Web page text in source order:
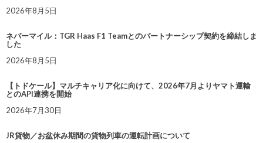
2026年8月5日
ネバーマイル：TGR Haas F1 Teamとのパートナーシップ契約を締結しま
した
2026年8月5日
【トドケール】マルチキャリア化に向けて、2026年7月よりヤマト運輸
とのAPI連携を開始
2026年7月30日
JR貨物／お盆休み期間の貨物列車の運転計画について